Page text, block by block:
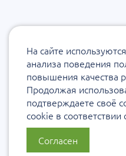
На сайте
анализа поведения
повышения качества
Продолжая
подтверждаете своё
cookie в соответствии
Согласен